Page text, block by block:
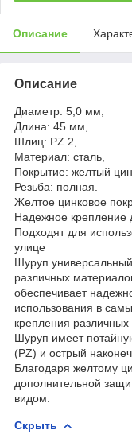
Описание
Описание
Диаметр: 5,0 мм,
Длина: 45 мм,
Шлиц: PZ 2,
Материал: сталь,
Покрытие: желтый
Резьба: полная.
Желтое цинковое
Надежное крепление
Подходят для
улице
Шуруп
различных
обеспечивает
использования в
крепления
Шуруп имеет
(PZ) и острый
Благодаря желтому
дополнительной
видом.
Скрыть